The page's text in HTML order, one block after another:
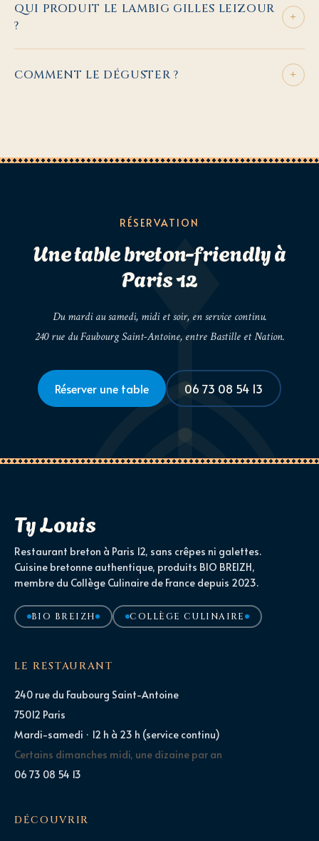
QUI PRODUIT LE LAMBIG GILLES LEIZOUR
?
+
COMMENT LE DÉGUSTER ? +
RÉSERVATION
Une table breton-friendly à
Paris 12
Du mardi au samedi, midi et soir, en service continu.
240 rue du Faubourg Saint-Antoine, entre Bastille et Nation.
Réserver une table 06 73 08 54 13
Ty Louis
Restaurant breton à Paris 12, sans crêpes ni galettes.
Cuisine bretonne authentique, produits BIO BREIZH,
membre du Collège Culinaire de France depuis 2023.
BIO BREIZH COLLÈGE CULINAIRE
LE RESTAURANT
240 rue du Faubourg Saint-Antoine
75012 Paris
Mardi-samedi · 12 h à 23 h (service continu)
Certains dimanches midi, une dizaine par an
06 73 08 54 13
DÉCOUVRIR